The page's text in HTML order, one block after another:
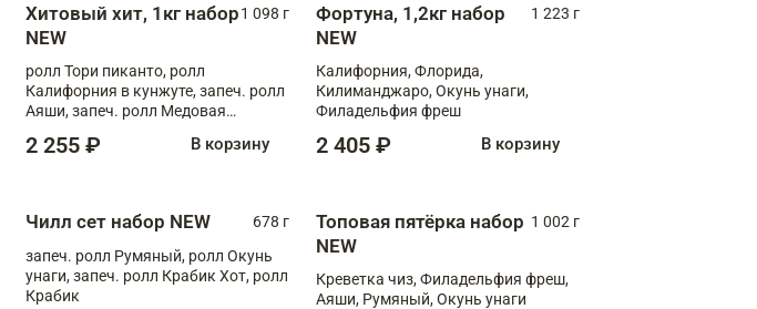
Хитовый хит, 1кг набор
NEW
1 098 г
ролл Тори пиканто, ролл
Калифорния в кунжуте, запеч. ролл
Аяши, запеч. ролл Медовая
чукой
2 255 ₽ В корзину
Фортуна, 1,2кг набор
NEW
1 223 г
Калифорния, Флорида,
Килиманджаро, Окунь унаги,
Филадельфия фреш
2 405 ₽ В корзину
Чилл сет набор NEW
678 г
запеч. ролл Румяный, ролл Окунь
унаги, запеч. ролл Крабик Хот, ролл
Крабик
Топовая пятёрка набор
NEW
1 002 г
Креветка чиз, Филадельфия фреш,
Аяши, Румяный, Окунь унаги